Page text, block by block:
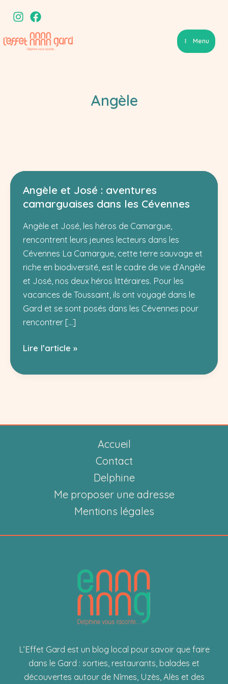
contenu
Menu
Angèle
Angèle et José : aventures
camarguaises dans les Cévennes
Angèle et José, les héros de Camargue,
rencontrent leurs jeunes lecteurs dans les
Cévennes La Camargue, cette terre sauvage et
riche en biodiversité, est le cadre de vie d’Angèle
et José, nos deux héros littéraires. Pour les
vacances de Toussaint, ils ont voyagé dans le
Gard et se sont posés dans les Cévennes pour
rencontrer […]
Angèle
José
Lire l’article »
Accueil
Contact
Delphine
Me proposer une adresse
Mentions légales
L’Effet Gard est un blog local pour savoir que faire
dans le Gard : sorties, restaurants, balades et
découvertes autour de Nîmes, Uzès, Alès et des